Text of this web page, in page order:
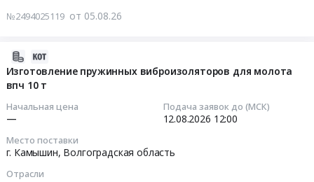
№2494025119 от 05.08.26
Изготовление пружинных виброизоляторов для молота
впч 10 т
Начальная цена
—
Подача заявок до (МСК)
12.08.2026 12:00
Место поставки
г. Камышин, Волгоградская область
Отрасли